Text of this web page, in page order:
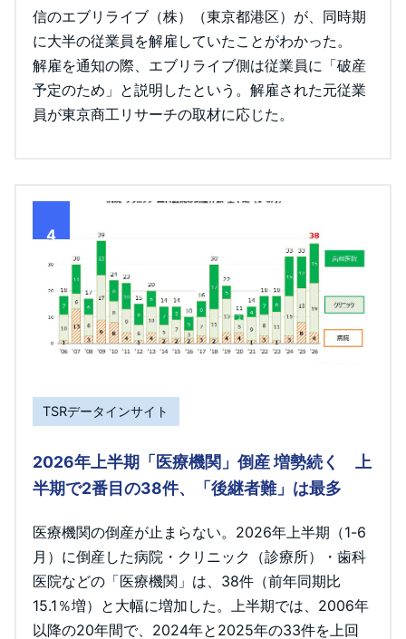
信のエブリライブ（株）（東京都港区）が、同時期
に大半の従業員を解雇していたことがわかった。
解雇を通知の際、エブリライブ側は従業員に「破産
予定のため」と説明したという。解雇された元従業
員が東京商工リサーチの取材に応じた。
4
TSRデータインサイト
2026年上半期「医療機関」倒産 増勢続く 上
半期で2番目の38件、「後継者難」は最多
医療機関の倒産が止まらない。2026年上半期（1-6
月）に倒産した病院・クリニック（診療所）・歯科
医院などの「医療機関」は、38件（前年同期比
15.1％増）と大幅に増加した。上半期では、2006年
以降の20年間で、2024年と2025年の33件を上回